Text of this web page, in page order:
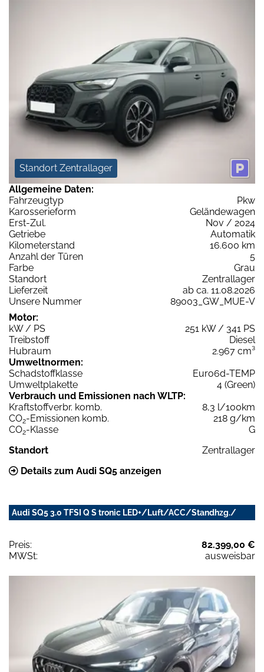
Standort Zentrallager
Allgemeine Daten:
Fahrzeugtyp
Pkw
Karosserieform
Geländewagen
Erst-Zul.
Nov / 2024
Getriebe
Automatik
Kilometerstand
16.600 km
Anzahl der Türen
5
Farbe
Grau
Standort
Zentrallager
Lieferzeit
ab ca. 11.08.2026
Unsere Nummer
89003_GW_MUE-V
Motor:
kW / PS
251 kW / 341 PS
Treibstoff
Diesel
Hubraum
2.967 cm³
Umweltnormen:
Schadstoffklasse
Euro6d-TEMP
Umweltplakette
4 (Green)
Verbrauch und Emissionen nach WLTP:
Kraftstoffverbr. komb.
8,3 l/100km
CO2-Emissionen komb.
218 g/km
CO2-Klasse
G
Standort
Zentrallager
Details zum Audi SQ5 anzeigen
Audi SQ5 3.0 TFSI Q S tronic LED+/Luft/ACC/Standhzg./
Preis:
82.399,00 €
MWSt:
ausweisbar